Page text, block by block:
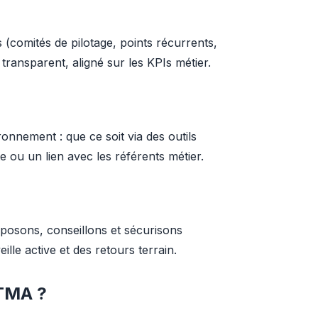
de pilotage, points récurrents,
aligné sur les KPIs métier.
: que ce soit via des outils
ou un lien avec les référents métier.
conseillons et sécurisons
active et des retours terrain.
?